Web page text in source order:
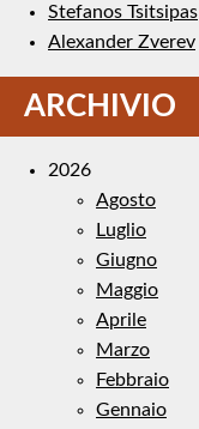
Stefanos Tsitsipas
Alexander Zverev
ARCHIVIO
2026
Agosto
Luglio
Giugno
Maggio
Aprile
Marzo
Febbraio
Gennaio